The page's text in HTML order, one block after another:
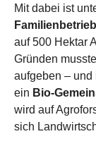
Mit dabei ist
auf 500 Hektar
Gründen
aufgeben – und
ein Bio-
wird auf
sich